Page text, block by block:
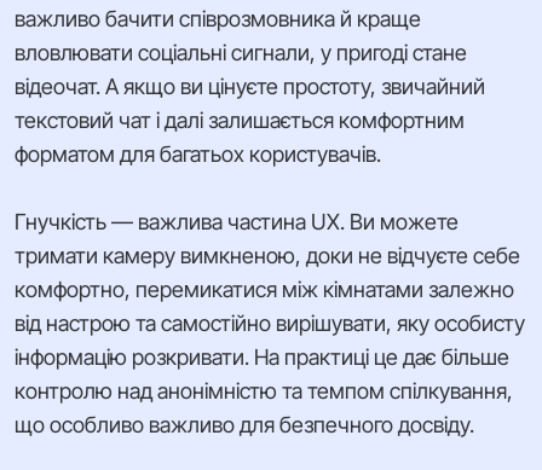
важливо бачити співрозмовника й краще
вловлювати соціальні сигнали, у пригоді стане
відеочат. А якщо ви цінуєте простоту, звичайний
текстовий чат і далі залишається комфортним
форматом для багатьох користувачів.
Гнучкість — важлива частина UX. Ви можете
тримати камеру вимкненою, доки не відчуєте себе
комфортно, перемикатися між кімнатами залежно
від настрою та самостійно вирішувати, яку особисту
інформацію розкривати. На практиці це дає більше
контролю над анонімністю та темпом спілкування,
що особливо важливо для безпечного досвіду.